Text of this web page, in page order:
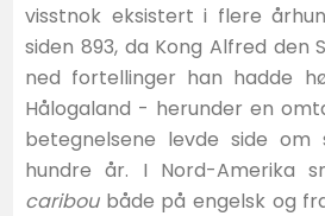
visstnok eksistert i flere
siden 893, da Kong Alfred den
ned fortellinger han hadde
Hålogaland - herunder en
betegnelsene levde side
hundre år. I Nord-Amerika
cariboubåde på engelsk og